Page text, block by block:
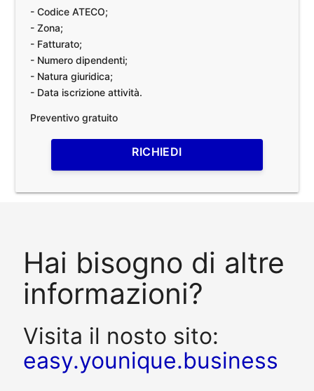
- Codice ATECO;
- Zona;
- Fatturato;
- Numero dipendenti;
- Natura giuridica;
- Data iscrizione attività.
Preventivo gratuito
RICHIEDI
Hai bisogno di altre
informazioni?
Visita il nosto sito:
easy.younique.business